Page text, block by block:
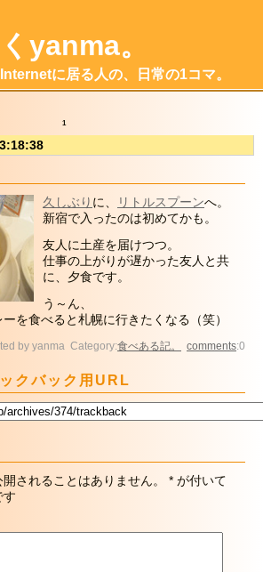
yanma。
に居る人の、日常の1コマ。
1
久しぶり に、 リトルスプーンへ。
新宿で入ったのは初めてかも。
友人に土産を届けつつ。
仕事の上がりが遅かった友人と共
に、夕食です。
う～ん、
を食べると札幌に行きたくなる（笑）
by yanma Category:食べある記。 comments:0
クバック用URL
されることはありません。 * が付いて
す